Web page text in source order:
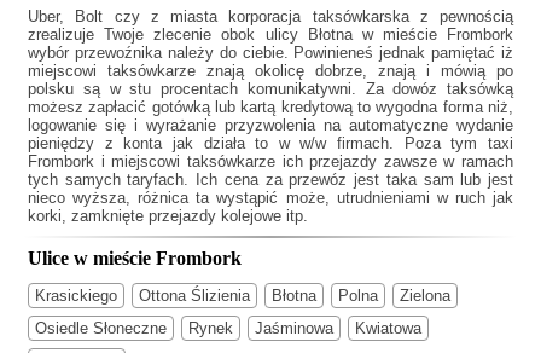
Uber, Bolt czy z miasta korporacja taksówkarska z pewnością
zrealizuje Twoje zlecenie obok ulicy Błotna w mieście Frombork
wybór przewoźnika należy do ciebie. Powinieneś jednak pamiętać iż
miejscowi taksówkarze znają okolicę dobrze, znają i mówią po
polsku są w stu procentach komunikatywni. Za dowóz taksówką
możesz zapłacić gotówką lub kartą kredytową to wygodna forma niż,
logowanie się i wyrażanie przyzwolenia na automatyczne wydanie
pieniędzy z konta jak działa to w w/w firmach. Poza tym taxi
Frombork i miejscowi taksówkarze ich przejazdy zawsze w ramach
tych samych taryfach. Ich cena za przewóz jest taka sam lub jest
nieco wyższa, różnica ta wystąpić może, utrudnieniami w ruch jak
korki, zamknięte przejazdy kolejowe itp.
Ulice w mieście Frombork
Krasickiego Ottona Ślizienia Błotna Polna
Zielona
Osiedle Słoneczne
Rynek Jaśminowa
Kwiatowa